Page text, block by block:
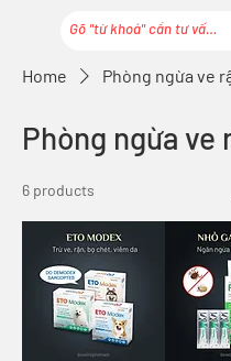
Home Phòng ngừa ve
Phòng ngừa ve
6 products